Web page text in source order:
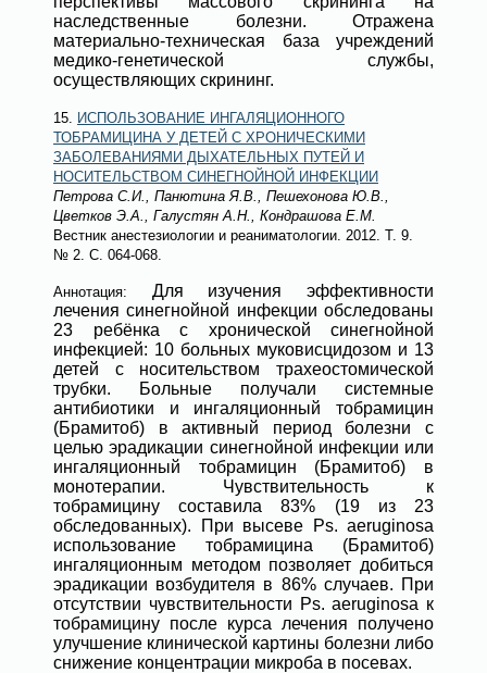
наследственные болезни. Отражена
материально-техническая база учреждений
медико-генетической службы,
осуществляющих скрининг.
15. ИСПОЛЬЗОВАНИЕ ИНГАЛЯЦИОННОГО
ТОБРАМИЦИНА У ДЕТЕЙ С ХРОНИЧЕСКИМИ
ЗАБОЛЕВАНИЯМИ ДЫХАТЕЛЬНЫХ ПУТЕЙ И
НОСИТЕЛЬСТВОМ СИНЕГНОЙНОЙ ИНФЕКЦИИ
Петрова С.И., Панютина Я.В., Пешехонова Ю.В.,
Цветков Э.А., Галустян А.Н., Кондрашова Е.М.
Вестник анестезиологии и реаниматологии . 2012. Т. 9.
№ 2 . С. 064-068.
Аннотация: Для изучения эффективности
лечения синегнойной инфекции обследованы
23 ребёнка с хронической синегнойной
инфекцией: 10 больных муковисцидозом и 13
детей с носительством трахеостомической
трубки. Больные получали системные
антибиотики и ингаляционный тобрамицин
(Брамитоб) в активный период болезни с
целью эрадикации синегнойной инфекции или
ингаляционный тобрамицин (Брамитоб) в
монотерапии. Чувствительность к
тобрамицину составила 83% (19 из 23
обследованных). При высеве Ps. aeruginosa
использование тобрамицина (Брамитоб)
ингаляционным методом позволяет добиться
эрадикации возбудителя в 86% случаев. При
отсутствии чувствительности Ps. aeruginosa к
тобрамицину после курса лечения получено
улучшение клинической картины болезни либо
снижение концентрации микроба в посевах.